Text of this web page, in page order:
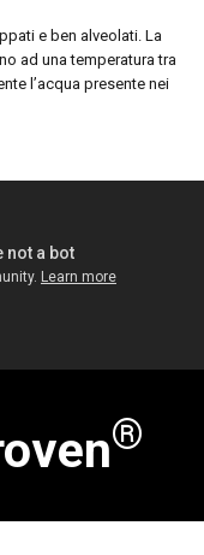
e ben alveolati. La
ad una temperatura tra
l’acqua presente nei
®